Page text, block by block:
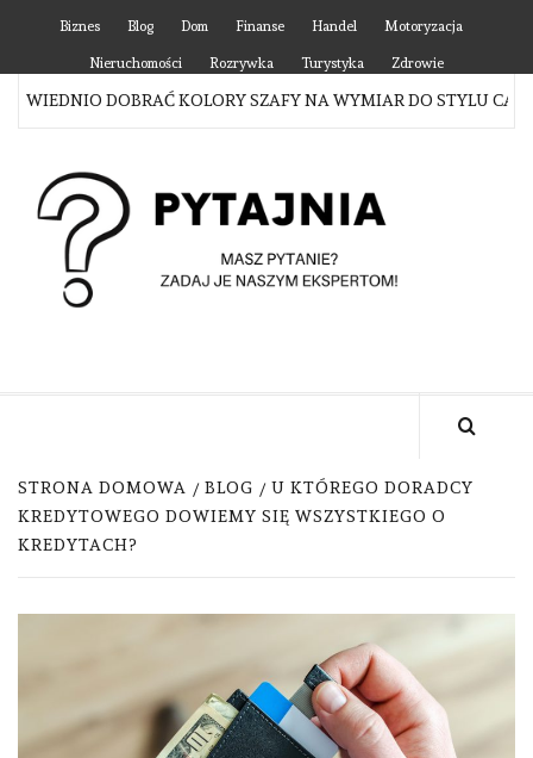
content
Biznes Blog Dom Finanse Handel Motoryzacja
Nieruchomości Rozrywka Turystyka Zdrowie
DOBRAĆ KOLORY SZAFY NA WYMIAR DO STYLU
STRONA DOMOWA BLOG
U KTÓREGO DORADCY
KREDYTOWEGO DOWIEMY SIĘ WSZYSTKIEGO O
KREDYTACH?